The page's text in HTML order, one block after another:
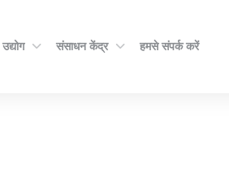
उद्योग संसाधन केंद्र हमसे संपर्क करें